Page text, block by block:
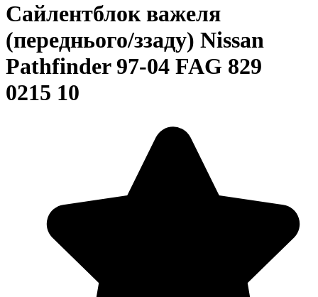
Сайлентблок важеля
(переднього/ззаду) Nissan
Pathfinder 97-04 FAG 829
0215 10